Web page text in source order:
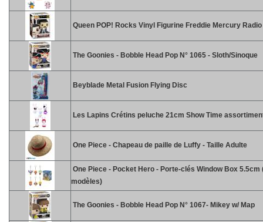
Queen POP! Rocks Vinyl Figurine Freddie Mercury
The Goonies - Bobble Head Pop N° 1065 - Sloth/Sinoque
Beyblade Metal Fusion Flying Disc
Les Lapins Crétins peluche 21cm Show Time
One Piece - Chapeau de paille de Luffy - Taille Adulte
One Piece - Pocket Hero - Porte-clés Window Box
modèles)
The Goonies - Bobble Head Pop N° 1067- Mikey w/ Map